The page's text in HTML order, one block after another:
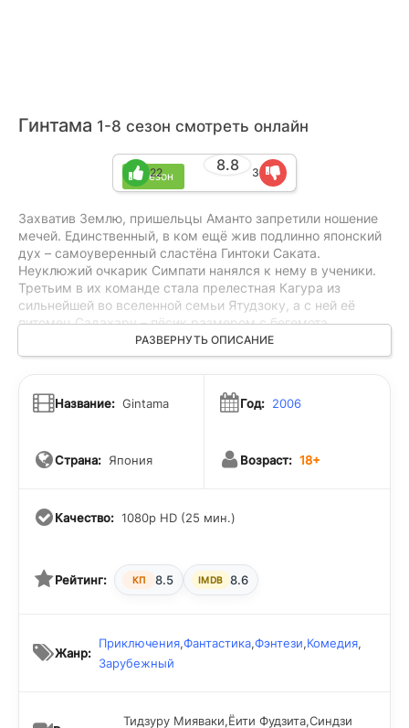
Гинтама 1-8 сезон смотреть онлайн
8 сезон
8.8
22 3
Захватив Землю, пришельцы Аманто запретили ношение
мечей. Единственный, в ком ещё жив подлинно японский
дух – самоуверенный сластёна Гинтоки Саката.
Неуклюжий очкарик Симпати нанялся к нему в ученики.
Третьим в их команде стала прелестная Кагура из
сильнейшей во вселенной семьи Ятудзоку, а с ней её
питомец Садахару – пёсик размером с бегемота,
обладающий милой привычкой грызть головы всем, кто
подвернётся. Они называют себя «мастерами на все
заплатили.
РАЗВЕРНУТЬ ОПИСАНИЕ
Название: Gintama
Страна: Япония
Год: 2006
Возраст: 18+
Качество: 1080p HD (25 мин.)
Рейтинг: КП 8.5 IMDB 8.6
Жанр:
Приключения,Фантастика,Фэнтези,Комедия,
Зарубежный
Тидзуру Мияваки,Ёити Фудзита,Синдзи